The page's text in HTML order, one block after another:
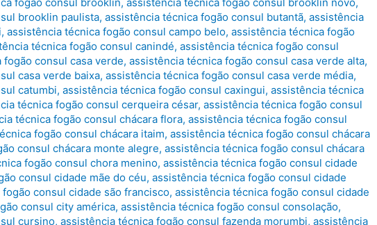
brooklin paulista, assistência técnica fogão consul butantã, assistência
, assistência técnica fogão consul campo belo, assistência técnica fogão
técnica fogão consul canindé, assistência técnica fogão consul
consul casa verde, assistência técnica fogão consul casa verde alta,
casa verde baixa, assistência técnica fogão consul casa verde média,
catumbi, assistência técnica fogão consul caxingui, assistência técnica
técnica fogão consul cerqueira césar, assistência técnica fogão consul
técnica fogão consul chácara flora, assistência técnica fogão consul
fogão consul chácara itaim, assistência técnica fogão consul chácara
consul chácara monte alegre, assistência técnica fogão consul chácara
fogão consul chora menino, assistência técnica fogão consul cidade
consul cidade mãe do céu, assistência técnica fogão consul cidade
consul cidade são francisco, assistência técnica fogão consul cidade
consul city américa, assistência técnica fogão consul consolação,
cursino, assistência técnica fogão consul fazenda morumbi, assistência